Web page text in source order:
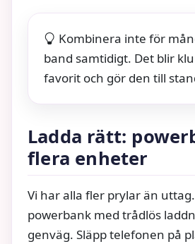
Kombinera inte för
band samtidigt. Det blir
favorit och gör den till
Ladda rätt:
flera enheter
Vi har alla fler prylar än
powerbank med trådlös
genväg. Släpp telefonen på